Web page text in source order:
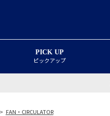
PICK UP
ピックアップ
> FAN・CIRCULATOR